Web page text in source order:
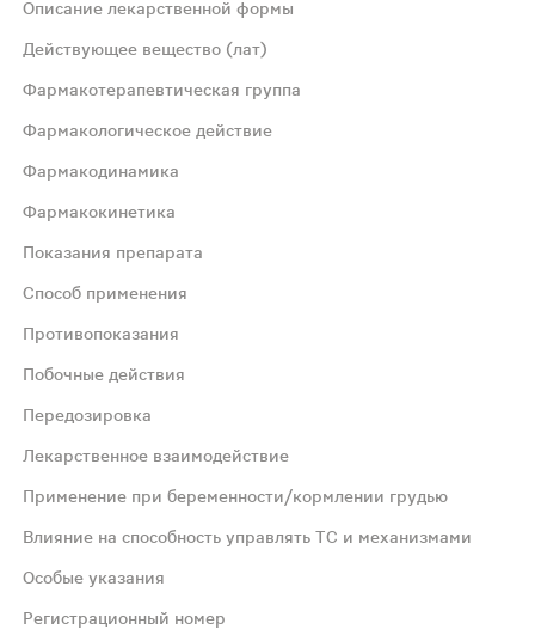
и эстрогены, фиксированные комбинации
Cmax этоногестрела в плазме крови
тромбоэмболии; тяжелое заболевание
Описание лекарственной формы
Действующее вещество (лат)
Фармакотерапевтическая группа
Фармакологическое действие
Фармакодинамика
Фармакокинетика
Показания препарата
Способ применения
Противопоказания
Побочные действия
Передозировка
Лекарственное взаимодействие
Применение при беременности/кормлении грудью
Влияние на способность управлять ТС и механизмами
Особые указания
Регистрационный номер